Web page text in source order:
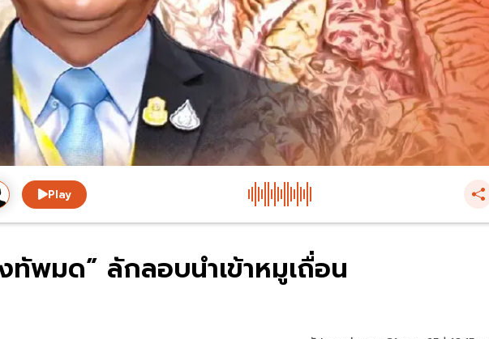
Play
พมด” ลักลอบนำเข้าหมูเถื่อน